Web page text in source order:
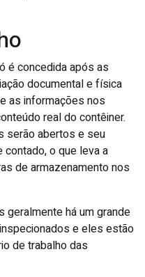
é concedida após as
documental e física
as informações nos
real do contêiner.
serão abertos e seu
o que leva a
de armazenamento nos
há um grande
e eles estão
de trabalho das